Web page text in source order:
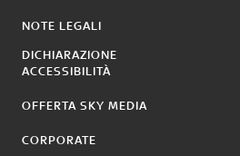
NOTE LEGALI
DICHIARAZIONE
ACCESSIBILITÀ
OFFERTA SKY MEDIA
CORPORATE